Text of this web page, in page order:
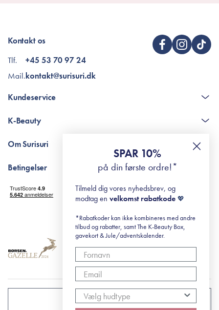
Kontakt os
Tlf.
Mail.
+45 53 70 97 24
kontakt@surisuri.dk
Kundeservice
The K-Beauty Box - spørgsmål og svar
RE-ZIP
K-Beauty
Retinol for begyndere
surisuri's mini guide til rosacea
Om Surisuri
Black Friday
Betingelser
Levering og returnering
Handelsbetingelser
Abonnementsbetingelser
DANMARK
SPAR 10%
på din første ordre!*
Tilmeld dig vores nyhedsbrev, og
modtag en velkomst rabatkode 💖
*Rabatkoder kan ikke kombineres med andre
tilbud og rabatter, samt The K-Beauty Box,
gavekort & Jule/adventskalender.